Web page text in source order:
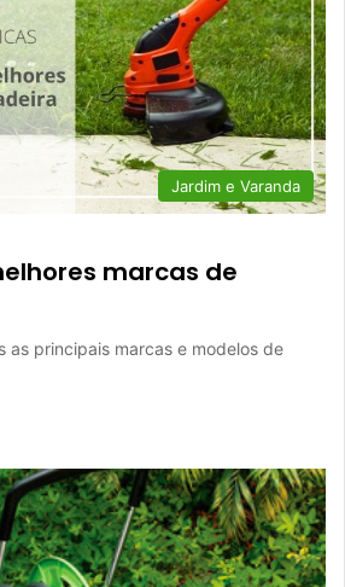
Jardim e Varanda
marcas de
as principais marcas e modelos de